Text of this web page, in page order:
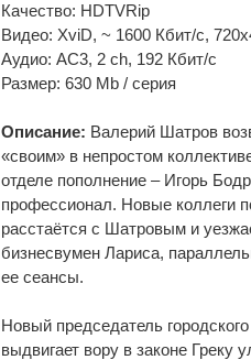
Качество: HDTVRip
Видео: XviD, ~ 1600 Кбит/с,
Аудио: AC3, 2 ch, 192 Кбит/с
Размер: 630 Mb / серия
Описание: Валерий Шатров
«своим» в непростом
отделе пополнение – Игорь
профессионал. Новые коллеги
расстаётся с Шатровым и
бизнесвумен Лариса,
ее сеансы.
Новый председатель
выдвигает вору в законе Греку